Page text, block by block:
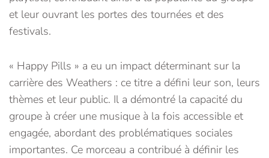
et leur ouvrant les portes des tournées et des
festivals.
« Happy Pills » a eu un impact déterminant sur la
carrière des Weathers : ce titre a défini leur son, leurs
thèmes et leur public. Il a démontré la capacité du
groupe à créer une musique à la fois accessible et
engagée, abordant des problématiques sociales
importantes. Ce morceau a contribué à définir les